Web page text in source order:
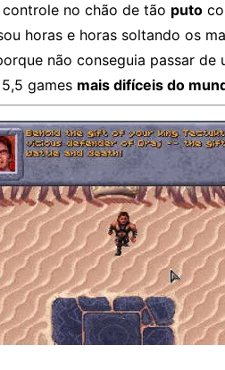
no chão de tão puto
horas e horas soltando os
não conseguia passar de
games mais difíceis do